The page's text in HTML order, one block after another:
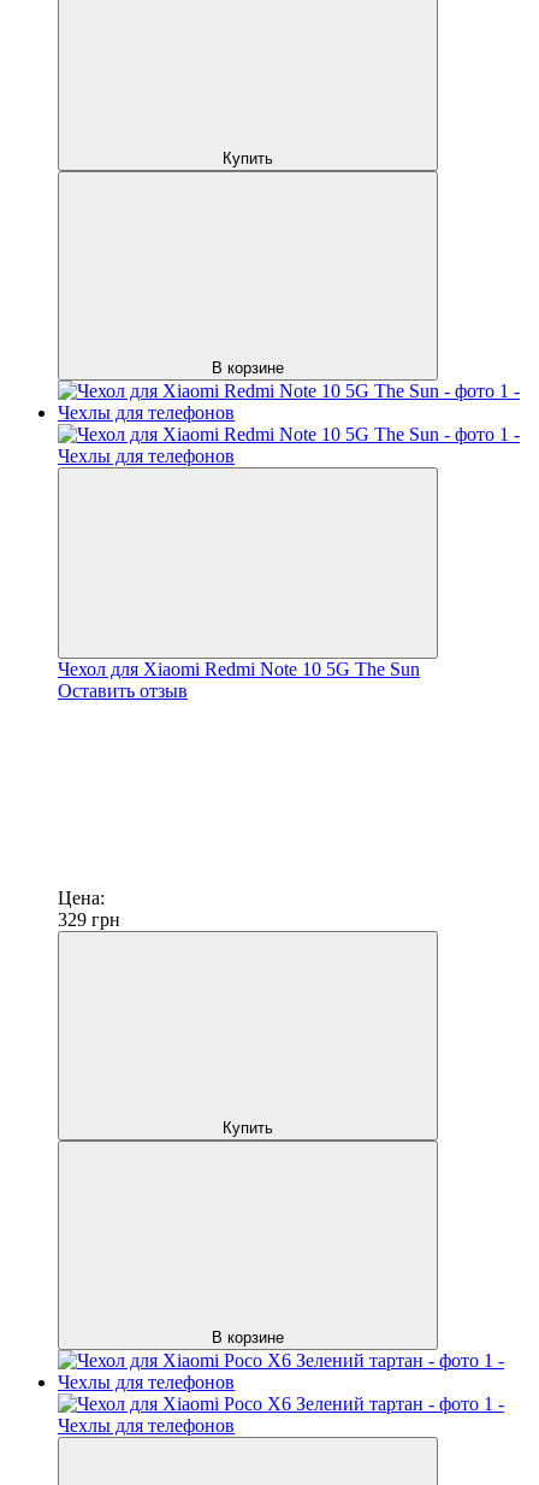
Купить
В корзине
Чехол для Xiaomi Redmi Note 10 5G The Sun
Оставить отзыв
Цена:
329 грн
Купить
В корзине